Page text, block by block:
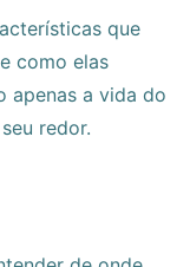
que
como elas
apenas a vida do
redor.